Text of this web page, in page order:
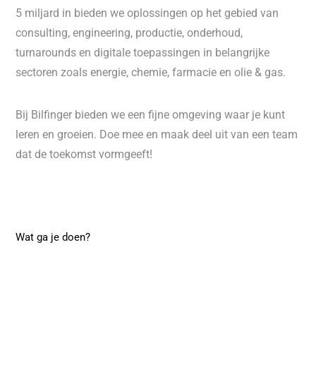
5 miljard in bieden we oplossingen op het gebied van
consulting, engineering, productie, onderhoud,
turnarounds en digitale toepassingen in belangrijke
sectoren zoals energie, chemie, farmacie en olie & gas.
Bij Bilfinger bieden we een fijne omgeving waar je kunt
leren en groeien. Doe mee en maak deel uit van een team
dat de toekomst vormgeeft!
Wat ga je doen?